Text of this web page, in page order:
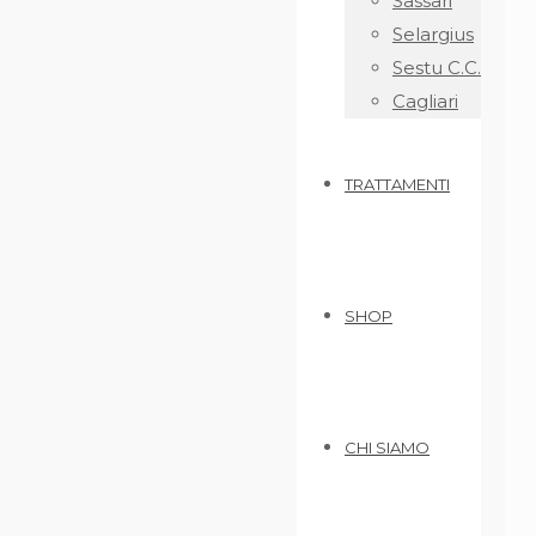
Selargius
Sestu C.C.
Cagliari
TRATTAMENTI
SHOP
CHI SIAMO